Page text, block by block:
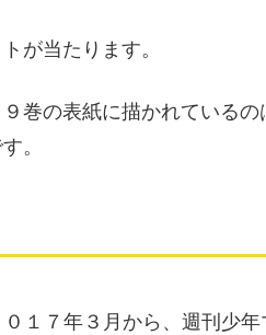
が当たります。
巻の表紙に描かれている
。
１７年３月から、週刊少